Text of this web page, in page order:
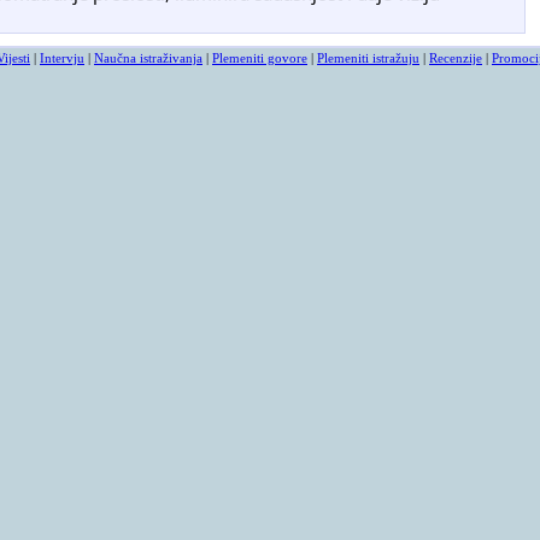
Intervju Naučna istraživanja Plemeniti govore Plemeniti istražuju Recenzije